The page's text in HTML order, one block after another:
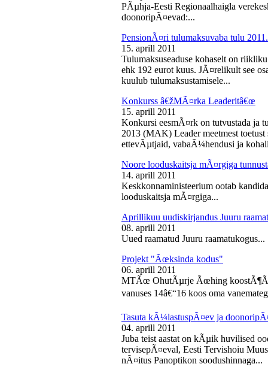
PÃµhja-Eesti Regionaalhaigla
doonoripÃ¤evad:...
PensionÃ¤ri tulumaksuvaba tulu
15. aprill 2011
Tulumaksuseaduse kohaselt on
ehk 192 eurot kuus. JÃ¤relikult see
kuulub tulumaksustamisele...
Konkurss â€žMÃ¤rka Leaderitâ€œ
15. aprill 2011
Konkursi eesmÃ¤rk on tutvustada ja
2013 (MAK) Leader meetmest
ettevÃµtjaid, vabaÃ¼hendusi ja
Noore looduskaitsja mÃ¤rgiga
14. aprill 2011
Keskkonnaministeerium ootab
looduskaitsja mÃ¤rgiga...
Aprillikuu uudiskirjandus Juuru
08. aprill 2011
Uued raamatud Juuru raamatukogus...
Projekt "Ãœksinda kodus"
06. aprill 2011
MTÃœ OhutÃµrje Ãœhing
vanuses 14â€“16 koos oma
Tasuta kÃ¼lastuspÃ¤ev ja
04. aprill 2011
Juba teist aastat on kÃµik huvilised
tervisepÃ¤eval, Eesti Tervishoiu
nÃ¤itus Panoptikon soodushinnaga...